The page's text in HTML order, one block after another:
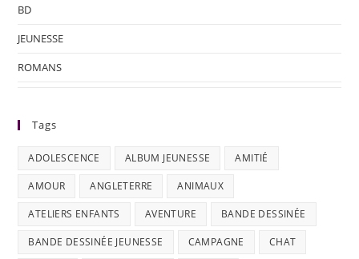
BD
JEUNESSE
ROMANS
Tags
ADOLESCENCE ALBUM JEUNESSE AMITIÉ
AMOUR ANGLETERRE ANIMAUX
ATELIERS ENFANTS AVENTURE BANDE DESSINÉE
BANDE DESSINÉE JEUNESSE CAMPAGNE CHAT